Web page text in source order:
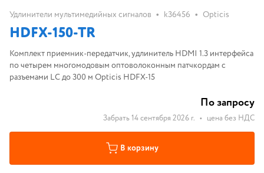
Удлинители мультимедийных сигналов • k36456 • Opticis
HDFX-150-TR
Комплект приемник-передатчик, удлинитель HDMI 1.3 интерфейса
по четырем многомодовым оптоволоконным патчкордам с
разъемами LC до 300 м Opticis HDFX-15
По запросу
Забрать 14 сентября 2026 г. • цена без НДС
В корзину